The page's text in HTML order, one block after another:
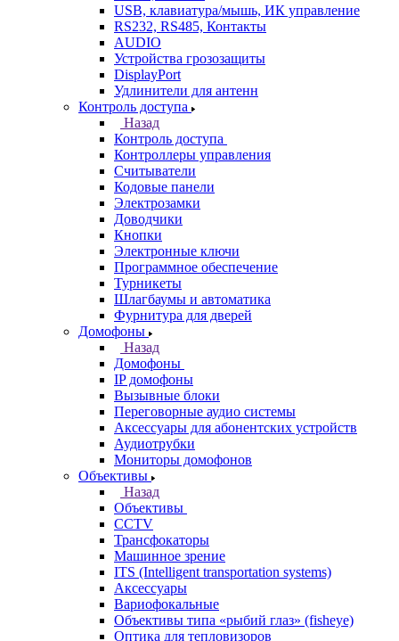
USB, клавиатура/мышь, ИК управление
RS232, RS485, Контакты
AUDIO
Устройства грозозащиты
DisplayPort
Удлинители для антенн
Контроль доступа
Назад
Контроль доступа
Контроллеры управления
Считыватели
Кодовые панели
Электрозамки
Доводчики
Кнопки
Электронные ключи
Программное обеспечение
Турникеты
Шлагбаумы и автоматика
Фурнитура для дверей
Домофоны
Назад
Домофоны
IP домофоны
Вызывные блоки
Переговорные аудио системы
Аксессуары для абонентских устройств
Аудиотрубки
Мониторы домофонов
Объективы
Назад
Объективы
CCTV
Трансфокаторы
Машинное зрение
ITS (Intelligent transportation systems)
Аксессуары
Вариофокальные
Объективы типа «рыбий глаз» (fisheye)
Оптика для тепловизоров